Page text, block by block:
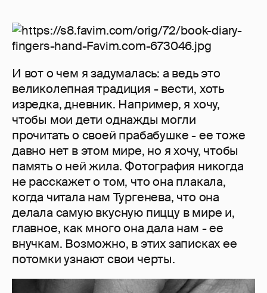
И вот о чем я задумалась: а ведь это
великолепная традиция - вести, хоть
изредка, дневник. Например, я хочу,
чтобы мои дети однажды могли
прочитать о своей прабабушке - ее тоже
давно нет в этом мире, но я хочу, чтобы
память о ней жила. Фотография никогда
не расскажет о том, что она плакала,
когда читала нам Тургенева, что она
делала самую вкусную пиццу в мире и,
главное, как много она дала нам - ее
внучкам. Возможно, в этих записках ее
потомки узнают свои черты.